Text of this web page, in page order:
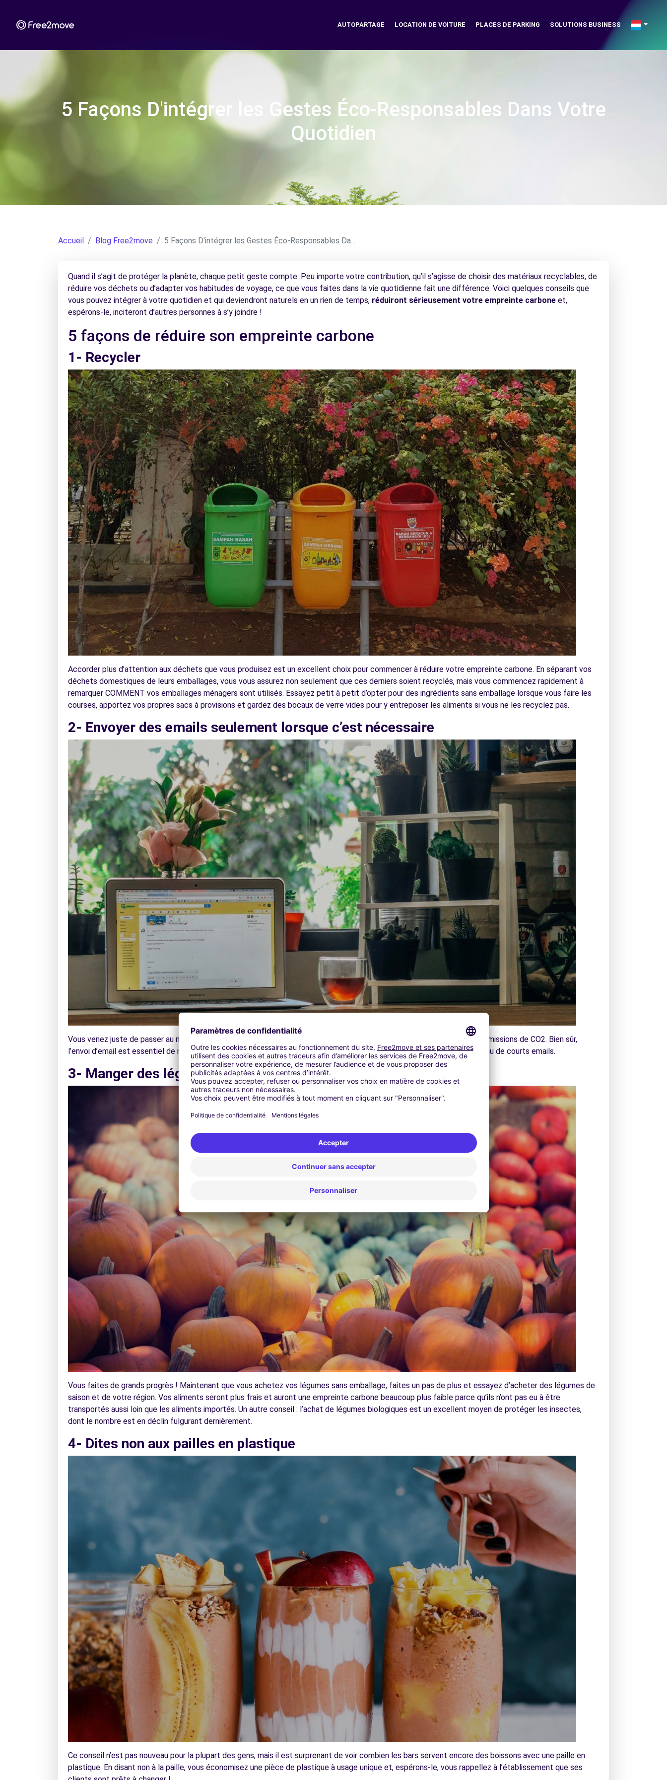
AUTOPARTAGE LOCATION DE VOITURE PLACES DE PARKING SOLUTIONS BUSINESS
5 Façons D'intégrer les Gestes Éco-Responsables Dans Votre
Quotidien
Accueil Blog Free2move 5 Façons D'intégrer les Gestes Éco-Responsables Da...
Quand il s’agit de protéger la planète, chaque petit geste compte. Peu importe votre contribution, qu’il s’agisse de choisir des matériaux recyclables, de
réduire vos déchets ou d’adapter vos habitudes de voyage, ce que vous faites dans la vie quotidienne fait une différence. Voici quelques conseils que
vous pouvez intégrer à votre quotidien et qui deviendront naturels en un rien de temps, réduiront sérieusement votre empreinte carbone et,
espérons-le, inciteront d’autres personnes à s’y joindre !
5 façons de réduire son empreinte carbone
1- Recycler
Accorder plus d’attention aux déchets que vous produisez est un excellent choix pour commencer à réduire votre empreinte carbone. En séparant vos
déchets domestiques de leurs emballages, vous vous assurez non seulement que ces derniers soient recyclés, mais vous commencez rapidement à
remarquer COMMENT vos emballages ménagers sont utilisés. Essayez petit à petit d’opter pour des ingrédients sans emballage lorsque vous faire les
courses, apportez vos propres sacs à provisions et gardez des bocaux de verre vides pour y entreposer les aliments si vous ne les recyclez pas.
2- Envoyer des emails seulement lorsque c’est nécessaire
Vous venez juste de passer au mode sans papier, et maintenant ça ? Oui, il s’avère que même les emails produisent des émissions de CO2. Bien sûr,
l’envoi d’email est essentiel de nos jours, mais réfléchissez à deux fois avant d’envoyer des pièces jointes volumineuses ou de courts emails.
3- Manger des légumes de saison
Vous faites de grands progrès ! Maintenant que vous achetez vos légumes sans emballage, faites un pas de plus et essayez d’acheter des légumes de
saison et de votre région. Vos aliments seront plus frais et auront une empreinte carbone beaucoup plus faible parce qu’ils n’ont pas eu à être
transportés aussi loin que les aliments importés. Un autre conseil : l’achat de légumes biologiques est un excellent moyen de protéger les insectes,
dont le nombre est en déclin fulgurant dernièrement.
4- Dites non aux pailles en plastique
Ce conseil n’est pas nouveau pour la plupart des gens, mais il est surprenant de voir combien les bars servent encore des boissons avec une paille en
plastique. En disant non à la paille, vous économisez une pièce de plastique à usage unique et, espérons-le, vous rappellez à l’établissement que ses